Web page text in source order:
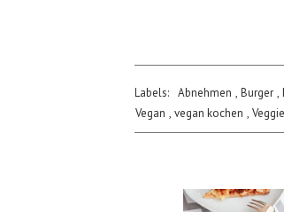
Labels: Abnehmen , Burger ,
Vegan , vegan kochen , Veggie